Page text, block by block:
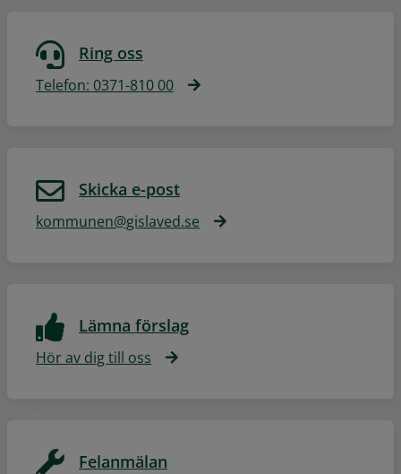
Ring oss
Telefon: 0371-810 00
Skicka e-post
kommunen@gislaved.se
Lämna förslag
Hör av dig till oss
Felanmälan